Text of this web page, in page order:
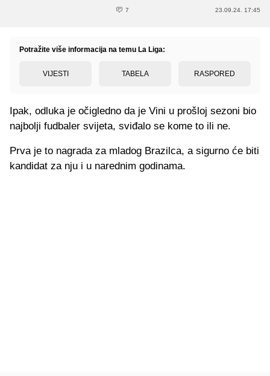
7 23.09.24. 17:45
Potražite više informacija na temu La Liga:
VIJESTI TABELA RASPORED
Ipak, odluka je očigledno da je Vini u prošloj sezoni bio
najbolji fudbaler svijeta, sviđalo se kome to ili ne.
Prva je to nagrada za mladog Brazilca, a sigurno će biti
kandidat za nju i u narednim godinama.